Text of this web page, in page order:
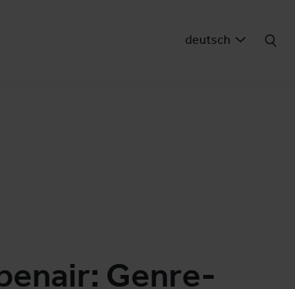
deutsch
Genre-